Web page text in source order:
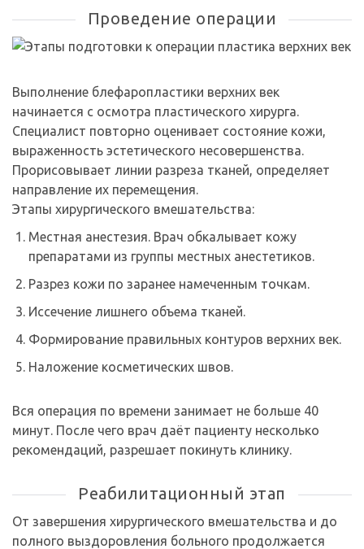
Проведение операции
Выполнение блефаропластики верхних век
начинается с осмотра пластического хирурга.
Специалист повторно оценивает состояние кожи,
выраженность эстетического несовершенства.
Прорисовывает линии разреза тканей, определяет
направление их перемещения.
Этапы хирургического вмешательства:
Местная анестезия. Врач обкалывает кожу
препаратами из группы местных анестетиков.
Разрез кожи по заранее намеченным точкам.
Иссечение лишнего объема тканей.
Формирование правильных контуров верхних век.
Наложение косметических швов.
Вся операция по времени занимает не больше 40
минут. После чего врач даёт пациенту несколько
рекомендаций, разрешает покинуть клинику.
Реабилитационный этап
От завершения хирургического вмешательства и до
полного выздоровления больного продолжается